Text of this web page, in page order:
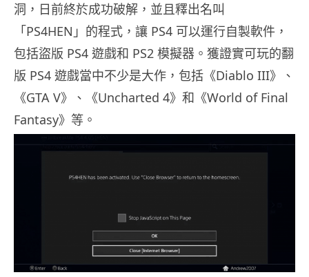
洞，日前終於成功破解，並且釋出名叫
「PS4HEN」的程式，讓 PS4 可以運行自製軟件，
包括盜版 PS4 遊戲和 PS2 模擬器。獲證實可玩的翻
版 PS4 遊戲當中不少是大作，包括《Diablo III》、
《GTA V》、《Uncharted 4》和《World of Final
Fantasy》等。